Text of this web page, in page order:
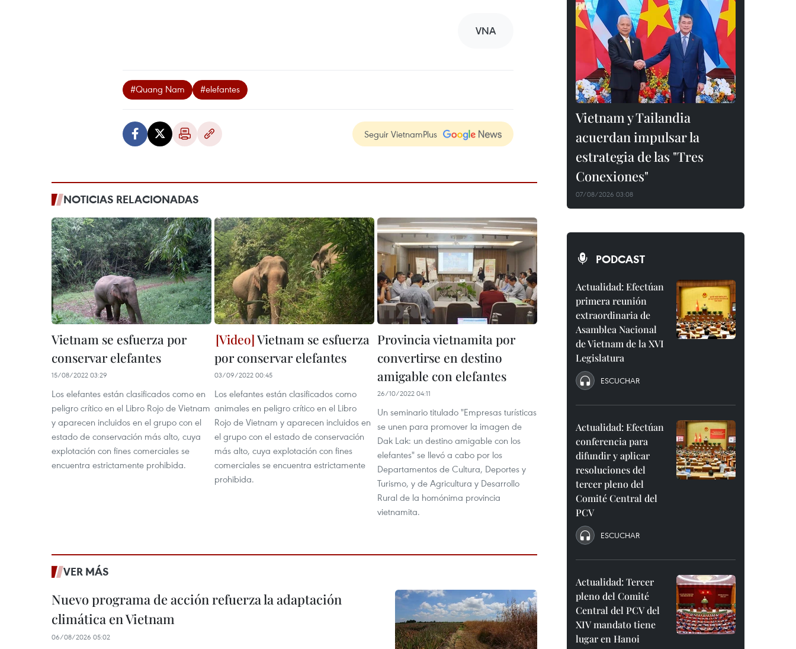
VNA
#Quang Nam #elefantes
Seguir VietnamPlus
NOTICIAS RELACIONADAS
Vietnam se esfuerza por
conservar elefantes
15/08/2022 03:29
Los elefantes están clasificados como en
peligro crítico en el Libro Rojo de Vietnam
y aparecen incluidos en el grupo con el
estado de conservación más alto, cuya
explotación con fines comerciales se
encuentra estrictamente prohibida.
Vietnam se esfuerza
por conservar elefantes
03/09/2022 00:45
Los elefantes están clasificados como
animales en peligro crítico en el Libro
Rojo de Vietnam y aparecen incluidos en
el grupo con el estado de conservación
más alto, cuya explotación con fines
comerciales se encuentra estrictamente
prohibida.
Provincia vietnamita por
convertirse en destino
amigable con elefantes
26/10/2022 04:11
Un seminario titulado "Empresas turísticas
se unen para promover la imagen de
Dak Lak: un destino amigable con los
elefantes" se llevó a cabo por los
Departamentos de Cultura, Deportes y
Turismo, y de Agricultura y Desarrollo
Rural de la homónima provincia
vietnamita.
VER MÁS
Nuevo programa de acción refuerza la adaptación
climática en Vietnam
06/08/2026 05:02
Vietnam y Tailandia
acuerdan impulsar la
estrategia de las "Tres
Conexiones"
07/08/2026 03:08
PODCAST
Actualidad: Efectúan
primera reunión
extraordinaria de
Asamblea Nacional
de Vietnam de la XVI
Legislatura
ESCUCHAR
Actualidad: Efectúan
conferencia para
difundir y aplicar
resoluciones del
tercer pleno del
Comité Central del
PCV
ESCUCHAR
Actualidad: Tercer
pleno del Comité
Central del PCV del
XIV mandato tiene
lugar en Hanoi